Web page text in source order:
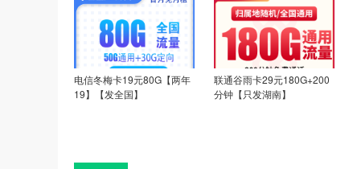
电信冬梅卡19元80G【两年
19】【发全国】
联通谷雨卡29元180G+200
分钟【只发湖南】